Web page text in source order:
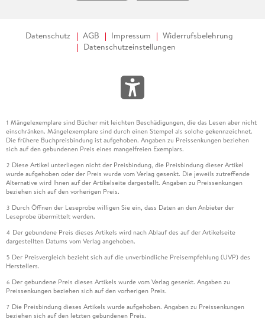
Datenschutz AGB Impressum
Widerrufsbelehrung
Datenschutzeinstellungen
1 Mängelexemplare sind Bücher mit leichten Beschädigungen, die das Lesen aber nicht
einschränken. Mängelexemplare sind durch einen Stempel als solche gekennzeichnet.
Die frühere Buchpreisbindung ist aufgehoben. Angaben zu Preissenkungen beziehen
sich auf den gebundenen Preis eines mangelfreien Exemplars.
2 Diese Artikel unterliegen nicht der Preisbindung, die Preisbindung dieser Artikel
wurde aufgehoben oder der Preis wurde vom Verlag gesenkt. Die jeweils zutreffende
Alternative wird Ihnen auf der Artikelseite dargestellt. Angaben zu Preissenkungen
beziehen sich auf den vorherigen Preis.
3 Durch Öffnen der Leseprobe willigen Sie ein, dass Daten an den Anbieter der
Leseprobe übermittelt werden.
4 Der gebundene Preis dieses Artikels wird nach Ablauf des auf der Artikelseite
dargestellten Datums vom Verlag angehoben.
5 Der Preisvergleich bezieht sich auf die unverbindliche Preisempfehlung (UVP) des
Herstellers.
6 Der gebundene Preis dieses Artikels wurde vom Verlag gesenkt. Angaben zu
Preissenkungen beziehen sich auf den vorherigen Preis.
7 Die Preisbindung dieses Artikels wurde aufgehoben. Angaben zu Preissenkungen
beziehen sich auf den letzten gebundenen Preis.